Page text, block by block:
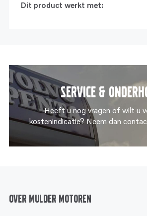
Dit product werkt met:
Service &
Heeft u nog vragen of wilt u
kostenindicatie? Neem dan
Over Mulder Motoren